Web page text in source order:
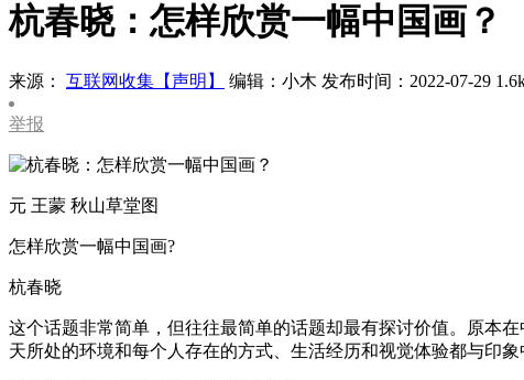
杭春晓：怎样欣赏一幅中国画？
来源： 互联网收集【声明】 编辑：小木 发布时间：2022-07-29
举报
元 王蒙 秋山草堂图
怎样欣赏一幅中国画?
杭春晓
这个话题非常简单，但往往最简单的话题却最有探讨价值。原本
天所处的环境和每个人存在的方式、生活经历和视觉体验都与印象